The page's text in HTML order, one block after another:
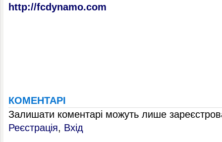
http://fcdynamo.com
КОМЕНТАРІ
Залишати коментарі можуть лише
Реєстрація, Вхід